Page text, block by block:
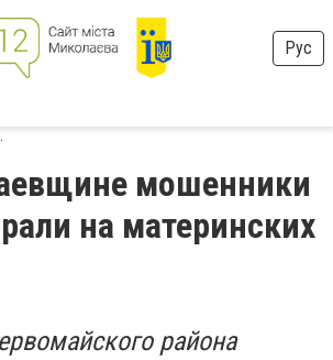
Рус
мошенники
на материнских
района